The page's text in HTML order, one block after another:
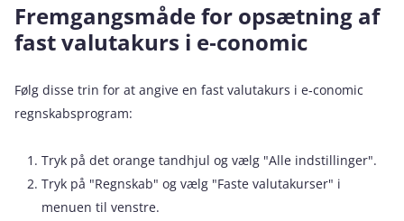
Fremgangsmåde for opsætning af
fast valutakurs i e‑conomic
Følg disse trin for at angive en fast valutakurs i e‑conomic
regnskabsprogram:
Tryk på det orange tandhjul og vælg "Alle indstillinger".
Tryk på "Regnskab" og vælg "Faste valutakurser" i
menuen til venstre.